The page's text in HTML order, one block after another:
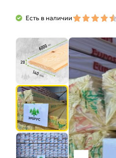
Есть в наличии